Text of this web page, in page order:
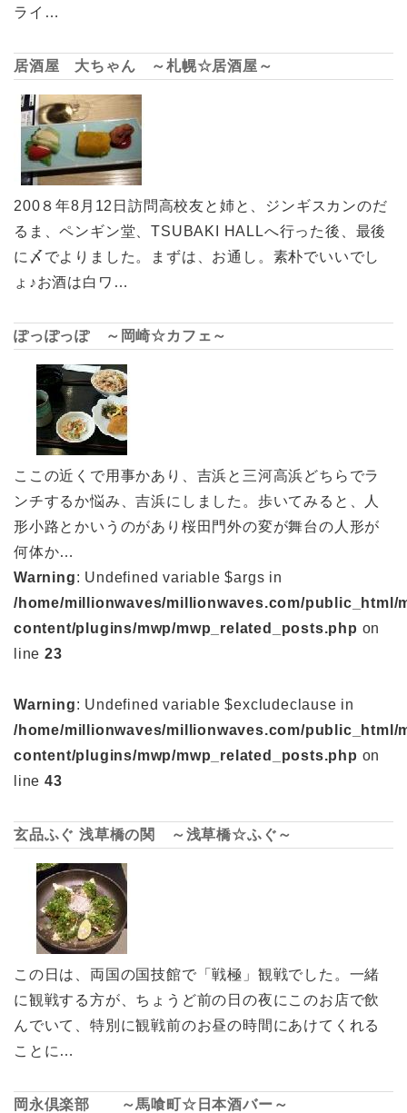
ライ…
居酒屋 大ちゃん ～札幌☆居酒屋～
200８年8月12日訪問高校友と姉と、ジンギスカンのだ
るま、ペンギン堂、TSUBAKI HALLへ行った後、最後
に〆でよりました。まずは、お通し。素朴でいいでし
ょ♪お酒は白ワ…
ぽっぽっぽ ～岡崎☆カフェ～
ここの近くで用事かあり、吉浜と三河高浜どちらでラ
ンチするか悩み、吉浜にしました。歩いてみると、人
形小路とかいうのがあり桜田門外の変が舞台の人形が
何体か…
Warning: Undefined variable $args in
/home/millionwaves/millionwaves.com/public_html/
content/plugins/mwp/mwp_related_posts.php on
line 23
Warning: Undefined variable $excludeclause in
/home/millionwaves/millionwaves.com/public_html/
content/plugins/mwp/mwp_related_posts.php on
line 43
玄品ふぐ 浅草橋の関 ～浅草橋☆ふぐ～
この日は、両国の国技館で「戦極」観戦でした。一緒
に観戦する方が、ちょうど前の日の夜にこのお店で飲
んでいて、特別に観戦前のお昼の時間にあけてくれる
ことに…
岡永倶楽部 ～馬喰町☆日本酒バー～